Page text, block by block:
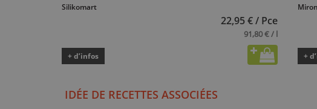
Silikomart
22,95 € / Pce
91,80 € / l
+ d’infos +
IDÉE DE RECETTES ASSOCIÉES